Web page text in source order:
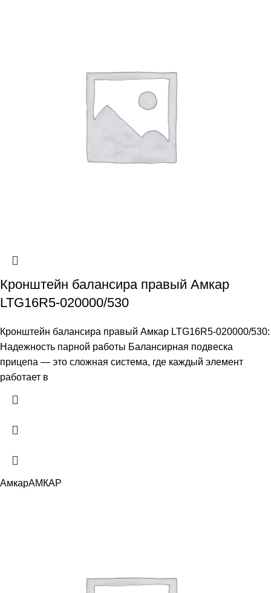
Кронштейн балансира правый Амкар
LTG16R5-020000/530
Кронштейн балансира правый Амкар LTG16R5-020000/530:
Надежность парной работы Балансирная подвеска
прицепа — это сложная система, где каждый элемент
работает в
АмкарАМКАР